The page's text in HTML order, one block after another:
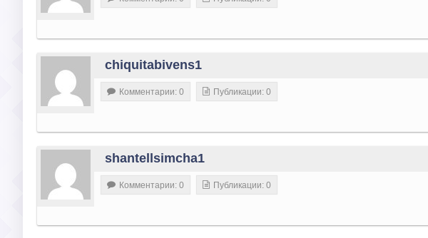
chiquitabivens1
Комментарии: 0 Публикации: 0
shantellsimcha1
Комментарии: 0 Публикации: 0